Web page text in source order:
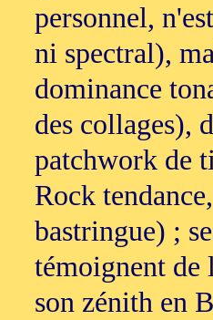
personnel,
ni spectral),
dominance
des collages),
patchwork de
Rock
bastringue) ;
témoignent de
son zénith en